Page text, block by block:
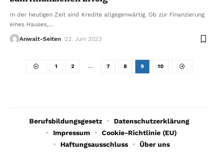
In der heutigen Zeit sind Kredite allgegenwärtig. Ob zur Finanzierung
eines Hauses,…
Anwalt-Seiten 22. Juni 2023
1 2 … 7 8 9 10
Berufsbildungsgesetz
Datenschutzerklärung
Impressum
Cookie-Richtlinie (EU)
Haftungsausschluss
Über uns